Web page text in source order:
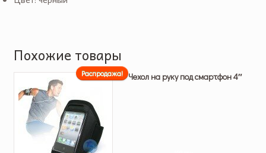
Похожие товары
Распродажа! Чехол на руку под смартфон 4″